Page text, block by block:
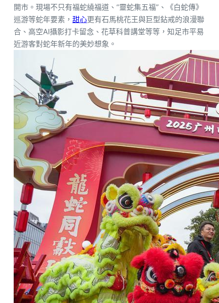
開市。現場不只有福蛇繞福道、“靈蛇集五福”、《白蛇傳》
巡游等蛇年要素， 甜心更有石馬桃花王與巨型鉆戒的浪漫聯
合、高空AI攝影打卡留念、花草科普講堂等等，知足市平易
近游客對蛇年新年的美妙想象。